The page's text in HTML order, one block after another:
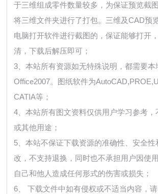
于三维组成零件数量较多，为保证预览截
将三维文件夹进行了打包。三维及CAD预
电脑打开软件进行截图的，保证能够打开
清，下载后解压即可；
3、本站所有资源如无特殊说明，都需要本
Office2007。图纸软件为
CATIA等；
4、本站所有图文资料仅供用户学习参考，
或其他用途；
5、本站不保证下载资源的准确性、安全性
改，不支持退换，同时也不承担用户因使
自己和他人造成任何形式的伤害或损失；
6、 下载文件中如有侵权或不适当内容，